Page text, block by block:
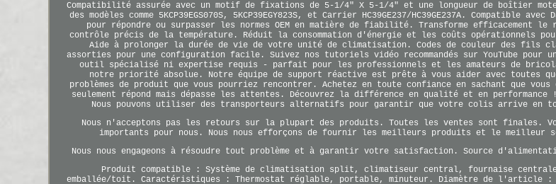
Compatibilité assurée avec un motif de fixations de 5-1/4" X 5-1/4" et une longueur de boîtier
des modèles comme 5KCP39EGS070S, 5KCP39EGY823S, et Carrier HC39GE237/HC39GE237A. Compatible
pour répondre ou surpasser les normes OEM en matière de fiabilité. Transforme efficacement
contrôle précis de la température. Réduit la consommation d'énergie et les coûts opérationnels
Aide à prolonger la durée de vie de votre unité de climatisation. Codes de couleur des fils
assorties pour une configuration facile. Suivez nos tutoriels vidéo recommandés sur YouTube pour
outil spécialisé ni expertise requis - parfait pour les professionnels et les amateurs de
notre priorité absolue. Notre équipe de support réactive est prête à vous aider avec toutes
problèmes de produit que vous pourriez rencontrer. Achetez en toute confiance en sachant que
seulement répond mais dépasse les attentes. Découvrez la différence en qualité et en
Nous pouvons utiliser des transporteurs alternatifs pour garantir que votre colis arrive en
Nous n'acceptons pas les retours sur la plupart des produits. Toutes les ventes sont finales.
importants pour nous. Nous nous efforçons de fournir les meilleurs produits et le meilleur
Nous nous engageons à résoudre tout problème et à garantir votre satisfaction. Source
Produit compatible : Système de climatisation split, climatiseur central, fournaise
emballée/toit. Caractéristiques : Thermostat réglable, portable, minuteur. Diamètre de l'article